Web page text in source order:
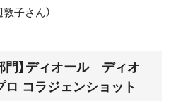
子さん）
門】ディオール ディオ
コラジェンショット